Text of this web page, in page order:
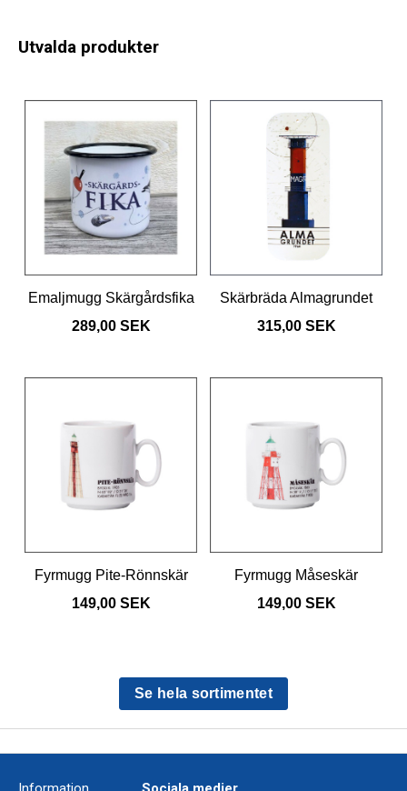
Utvalda produkter
Emaljmugg Skärgårdsfika
289,00 SEK
Skärbräda Almagrundet
315,00 SEK
Fyrmugg Pite-Rönnskär
149,00 SEK
Fyrmugg Måseskär
149,00 SEK
Se hela sortimentet